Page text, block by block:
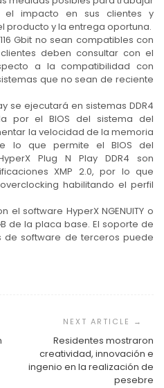
el impacto en sus clientes y
producto y la entrega oportuna.
Gbit no sean compatibles con
deben consultar con el
a la compatibilidad con
que no sean de reciente
se ejecutará en sistemas DDR4
por el BIOS del sistema del
la velocidad de la memoria
lo que permite el BIOS del
Plug N Play DDR4 son
XMP 2.0, por lo que
habilitando el perfil
software HyperX NGENUITY o
de la placa base. El soporte de
de software de terceros puede
Residentes mostraron
creatividad, innovación e
ingenio en la realización de
pesebre